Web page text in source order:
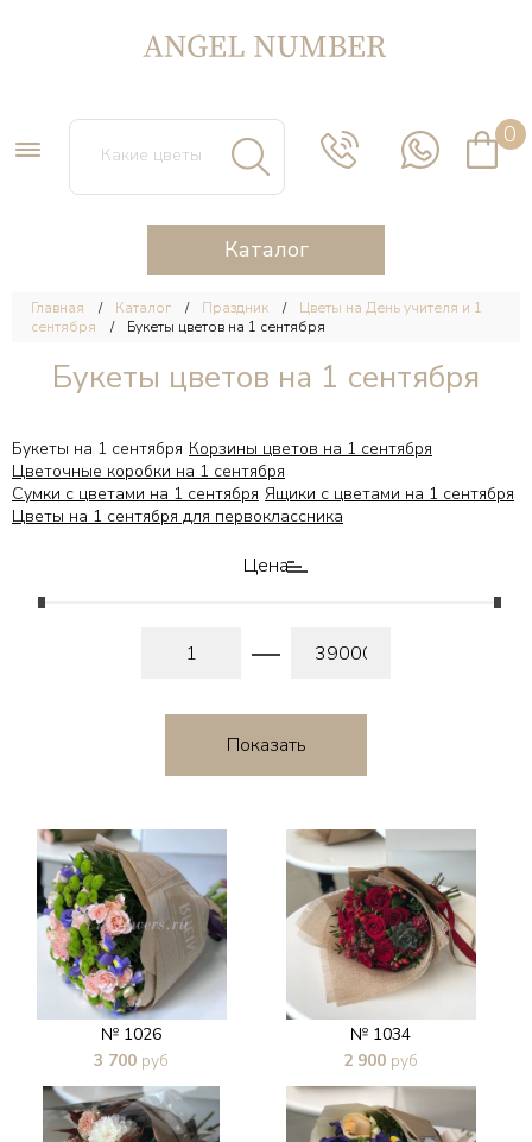
0
Каталог
Главная Каталог Праздник
Цветы на День учителя и 1
сентября
Букеты цветов на 1 сентября
Букеты цветов на 1 сентября
Букеты на 1 сентября Корзины цветов на 1 сентября
Цветочные коробки на 1 сентября
Сумки с цветами на 1 сентября Ящики с цветами на 1 сентября
Цветы на 1 сентября для первоклассника
Цена
№ 1026
3 700 руб
В 1 клик
№ 1034
2 900 руб
В 1 клик